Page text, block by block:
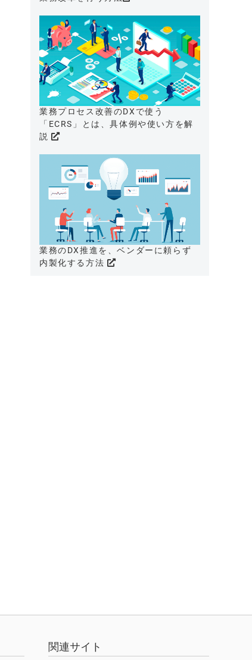
業務プロセス改善のDXで使う
「ECRS」とは、具体例や使い方を解
説
業務のDX推進を、ベンダーに頼らず
内製化する方法
関連サイト